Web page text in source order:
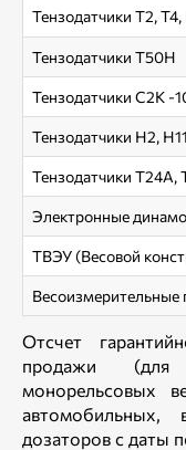
Тензодатчики Т2,
Тензодатчики Т50Н
Тензодатчики С2К -
Тензодатчики Н2,
Тензодатчики
Электронные
ТВЭУ (Весовой
Весоизмерительные
Отсчет
продажи (для
монорельсовых
автомобильных,
дозаторов с даты